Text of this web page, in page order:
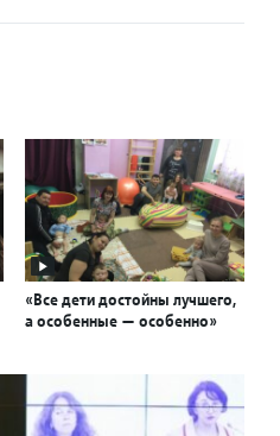
«Все дети достойны лучшего,
а особенные — особенно»